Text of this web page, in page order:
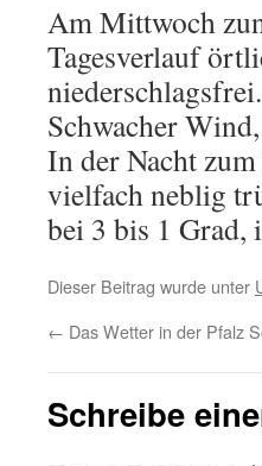
Am Mittwoch
Tagesverlauf
Schwacher
In der Nacht
vielfach neblig
bei 3 bis 1 Grad,
Dieser Beitrag wurde unter
← Das Wetter in der Pfalz
Schreibe